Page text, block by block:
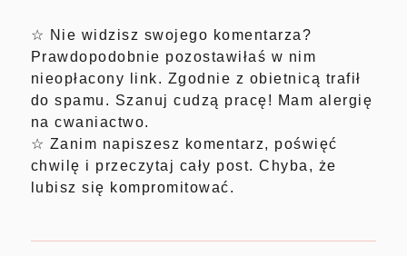
☆ Nie widzisz swojego komentarza?
Prawdopodobnie pozostawiłaś w nim
nieopłacony link. Zgodnie z obietnicą trafił
do spamu. Szanuj cudzą pracę! Mam alergię
na cwaniactwo.
☆ Zanim napiszesz komentarz, poświęć
chwilę i przeczytaj cały post. Chyba, że
lubisz się kompromitować.